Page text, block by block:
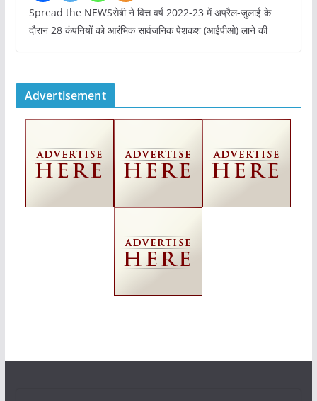
Spread the NEWSसेबी ने वित्त वर्ष 2022-23 में अप्रैल-जुलाई के
दौरान 28 कंपनियों को आरंभिक सार्वजनिक पेशकश (आईपीओ) लाने की
Advertisement